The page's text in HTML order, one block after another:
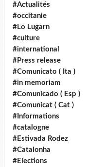
#Actualités
#occitanie
#Lo Lugarn
#culture
#international
#Press release
#Comunicato ( Ita )
#in memoriam
#Comunicado ( Esp )
#Comunicat ( Cat )
#Informations
#catalogne
#Estivada Rodez
#Catalonha
#Elections